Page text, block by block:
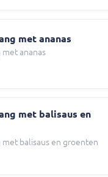
met ananas
met ananas
met balisaus en
met balisaus en groenten